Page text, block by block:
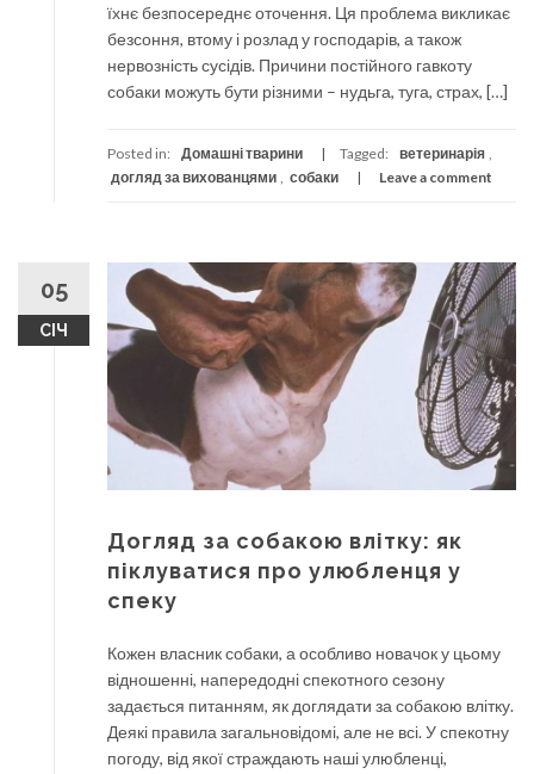
їхнє безпосереднє оточення. Ця проблема викликає
безсоння, втому і розлад у господарів, а також
нервозність сусідів. Причини постійного гавкоту
собаки можуть бути різними – нудьга, туга, страх, […]
Posted in: Домашні тварини Tagged: ветеринарія
догляд за вихованцями
собаки Leave a comment
05
СІЧ
Догляд за собакою влітку: як
піклуватися про улюбленця у
спеку
Кожен власник собаки, а особливо новачок у цьому
відношенні, напередодні спекотного сезону
задається питанням, як доглядати за собакою влітку.
Деякі правила загальновідомі, але не всі. У спекотну
погоду, від якої страждають наші улюбленці,